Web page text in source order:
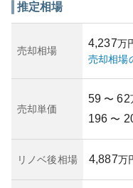
推定相場
売却相場
4,237万
売却相場
売却単価
59 〜 62
196 〜
リノベ後相場 4,887万